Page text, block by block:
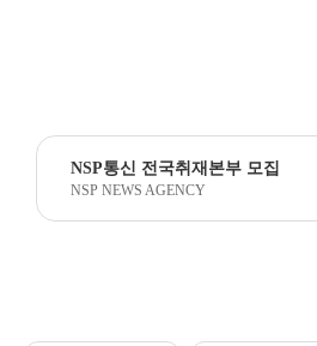
NSP통신 전국취재본부 모집
NSP NEWS AGENCY